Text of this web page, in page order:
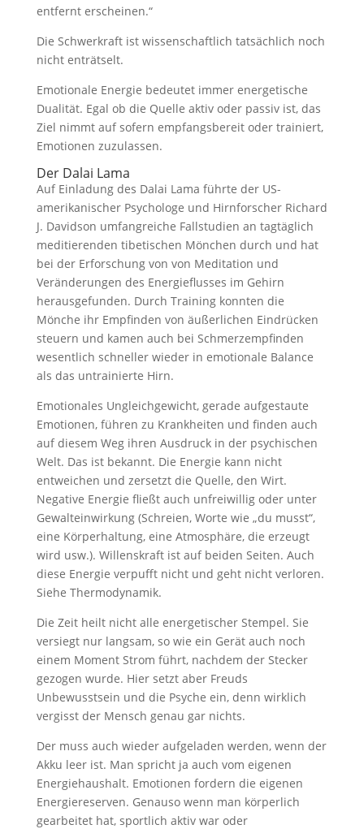
entfernt erscheinen.“
Die Schwerkraft ist wissenschaftlich tatsächlich noch
nicht enträtselt.
Emotionale Energie bedeutet immer energetische
Dualität. Egal ob die Quelle aktiv oder passiv ist, das
Ziel nimmt auf sofern empfangsbereit oder trainiert,
Emotionen zuzulassen.
Der Dalai Lama
Auf Einladung des Dalai Lama führte der US-
amerikanischer Psychologe und Hirnforscher Richard
J. Davidson umfangreiche Fallstudien an tagtäglich
meditierenden tibetischen Mönchen durch und hat
bei der Erforschung von von Meditation und
Veränderungen des Energieflusses im Gehirn
herausgefunden. Durch Training konnten die
Mönche ihr Empfinden von äußerlichen Eindrücken
steuern und kamen auch bei Schmerzempfinden
wesentlich schneller wieder in emotionale Balance
als das untrainierte Hirn.
Emotionales Ungleichgewicht, gerade aufgestaute
Emotionen, führen zu Krankheiten und finden auch
auf diesem Weg ihren Ausdruck in der psychischen
Welt. Das ist bekannt. Die Energie kann nicht
entweichen und zersetzt die Quelle, den Wirt.
Negative Energie fließt auch unfreiwillig oder unter
Gewalteinwirkung (Schreien, Worte wie „du musst“,
eine Körperhaltung, eine Atmosphäre, die erzeugt
wird usw.). Willenskraft ist auf beiden Seiten. Auch
diese Energie verpufft nicht und geht nicht verloren.
Siehe Thermodynamik.
Die Zeit heilt nicht alle energetischer Stempel. Sie
versiegt nur langsam, so wie ein Gerät auch noch
einem Moment Strom führt, nachdem der Stecker
gezogen wurde. Hier setzt aber Freuds
Unbewusstsein und die Psyche ein, denn wirklich
vergisst der Mensch genau gar nichts.
Der muss auch wieder aufgeladen werden, wenn der
Akku leer ist. Man spricht ja auch vom eigenen
Energiehaushalt. Emotionen fordern die eigenen
Energiereserven. Genauso wenn man körperlich
gearbeitet hat, sportlich aktiv war oder